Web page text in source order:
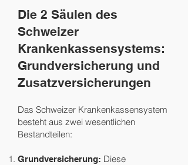
Die 2 Säulen des
Schweizer
Krankenkassensystems:
Grundversicherung und
Zusatzversicherungen
Das Schweizer Krankenkassensystem
besteht aus zwei wesentlichen
Bestandteilen:
Grundversicherung: Diese